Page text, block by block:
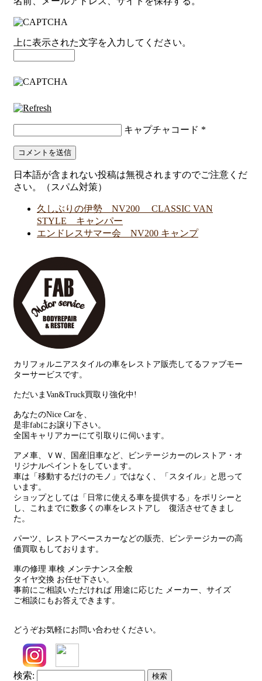
上に表示された文字を入力してください。
キャプチャコード *
日本語が含まれない投稿は無視されますのでご注意くだ
さい。（スパム対策）
久しぶりの伊勢 NV200 CLASSIC VAN
STYLE キャンパー
エンドレスサマー会 NV200 キャンプ
カリフォルニアスタイルの車をレストア販売してるファブモー
ターサービスです。
ただいまVan&Truck買取り強化中!
あなたのNice Carを、
是非fabにお譲り下さい。
全国キャリアカーにて引取りに伺います。
アメ車、ＶＷ、国産旧車など、ビンテージカーのレストア・オ
リジナルペイントをしています。
車は「移動するだけのモノ」ではなく、「スタイル」と思って
います。
ショップとしては「日常に使える車を提供する」をポリシーと
し、これまでに数多くの車をレストアし 復活させてきまし
た。
パーツ、レストアベースカーなどの販売、ビンテージカーの高
価買取もしております。
車の修理 車検 メンテナンス全般
タイヤ交換 お任せ下さい。
事前にご相談いただければ 用途に応じた メーカー、サイズ
ご相談にもお答えできます。
どうぞお気軽にお問い合わせください。
検索: